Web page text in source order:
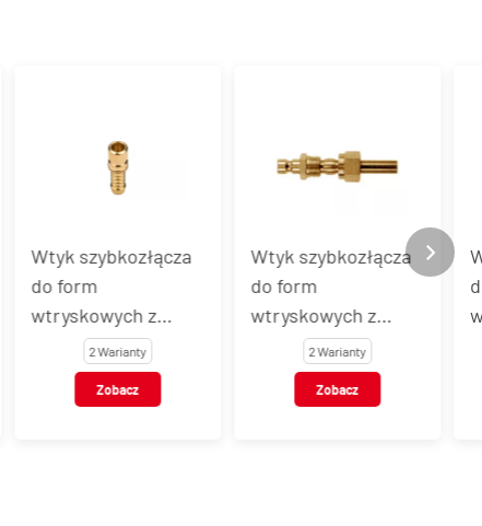
Wtyk szybkozłącza
do form
wtryskowych z
końcówką pod
pierścień zacinający
bez zaworu, DYROS
2 Warianty
Zobacz
Wtyk szybkozłącza
do form
wtryskowych z GZ i
zaworem, DYROS
seria 40
3 Warianty
Zobacz